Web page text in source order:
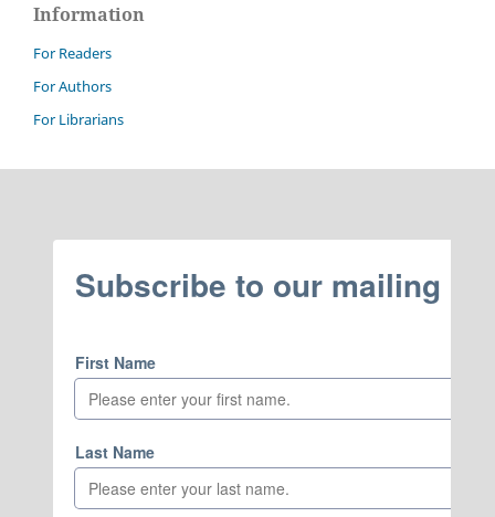
Information
For Readers
For Authors
For Librarians